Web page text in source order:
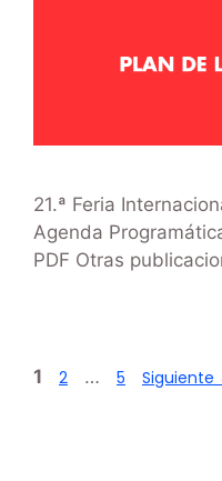
21.ª Feria
Agenda
PDF Otras
1 2 … 5 Siguiente